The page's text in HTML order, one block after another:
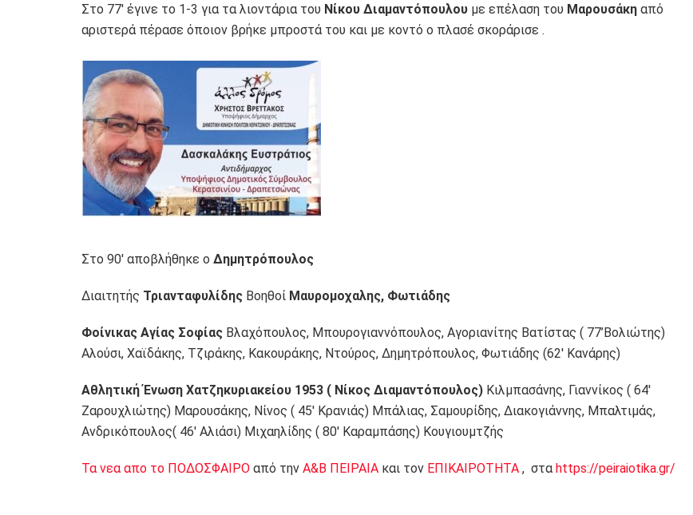
Στο 77′ έγινε το 1-3 για τα λιοντάρια του Νίκου Διαμαντόπουλου με επέλαση του Μαρουσάκη από
αριστερά πέρασε όποιον βρήκε μπροστά του και με κοντό ο πλασέ σκοράρισε .
Στο 90′ αποβλήθηκε ο Δημητρόπουλος
Διαιτητής Τριανταφυλίδης Βοηθοί Μαυρομοχαλης, Φωτιάδης
Φοίνικας Αγίας Σοφίας Βλαχόπουλος, Μπουρογιαννόπουλος, Αγοριανίτης Βατίστας ( 77’Βολιώτης)
Αλούσι, Χαϊδάκης, Τζιράκης, Κακουράκης, Ντούρος, Δημητρόπουλος, Φωτιάδης (62′ Κανάρης)
Αθλητική Ένωση Χατζηκυριακείου 1953 ( Νίκος Διαμαντόπουλος) Κιλμπασάνης, Γιαννίκος ( 64′
Ζαρουχλιώτης) Μαρουσάκης, Νίνος ( 45′ Κρανιάς) Μπάλιας, Σαμουρίδης, Διακογιάννης, Μπαλτιμάς,
Ανδρικόπουλος( 46′ Αλιάσι) Μιχαηλίδης ( 80′ Καραμπάσης) Κουγιουμτζής
Τα νεα απο το ΠΟΔΟΣΦΑΙΡΟ από την Α&Β ΠΕΙΡΑΙΑ και τον ΕΠΙΚΑΙΡΟΤΗΤΑ , στα https://peiraiotika.gr/